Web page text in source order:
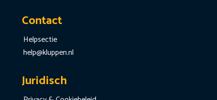
Contact
Helpsectie
help@kluppen.nl
Juridisch